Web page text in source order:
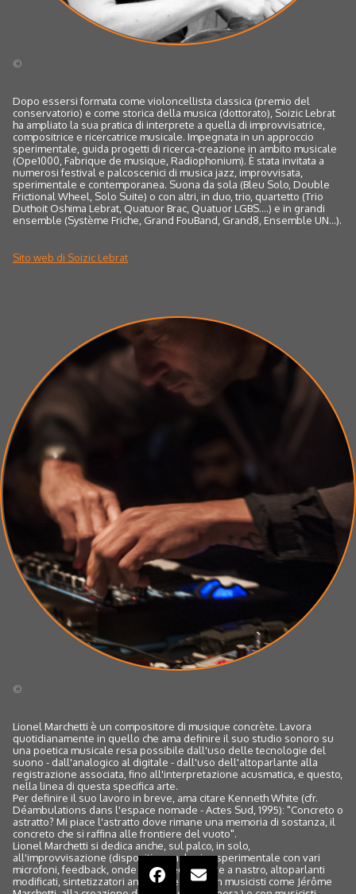
©
Dopo essersi formata come violoncellista classica (premio del
conservatorio) e come storica della musica (dottorato), Soizic Lebrat
ha ampliato la sua pratica di interprete a quella di improvvisatrice,
compositrice e ricercatrice musicale. Impegnata in un approccio
sperimentale, guida progetti di ricerca-creazione in ambito musicale
(Ope1000, Fabrique de musique, Radiophonium). È stata invitata a
numerosi festival e palcoscenici di musica jazz, improvvisata,
sperimentale e contemporanea. Suona da sola (Bleu Solo, Double
Frictional Wheel, Solo Suite) o con altri, in duo, trio, quartetto (Trio
Duthoit Oshima Lebrat, Quatuor Brac, Quatuor LGBS....) e in grandi
ensemble (Système Friche, Grand FouBand, Grand8, Ensemble UN...).
Sito web di Soizic Lebrat
©
Lionel Marchetti è un compositore di musique concrète. Lavora
quotidianamente in quello che ama definire il suo studio sonoro su
una poetica musicale resa possibile dall'uso delle tecnologie del
suono - dall'analogico al digitale - dall'uso dell'altoparlante alla
registrazione associata, fino all'interpretazione acusmatica, e questo,
nella linea di questa specifica arte.
Per definire il suo lavoro in breve, ama citare Kenneth White (cfr.
Déambulations dans l'espace nomade - Actes Sud, 1995): "Concreto o
astratto? Mi piace l'astratto dove rimane una memoria di sostanza, il
concreto che si raffina alle frontiere del vuoto".
Lionel Marchetti si dedica anche, sul palco, in solo,
all'improvvisazione (dispositivo analogico sperimentale con vari
microfoni, feedback, onde radio, registratore a nastro, altoparlanti
modificati, sintetizzatori analogici ecc.) e con musicisti come Jérôme